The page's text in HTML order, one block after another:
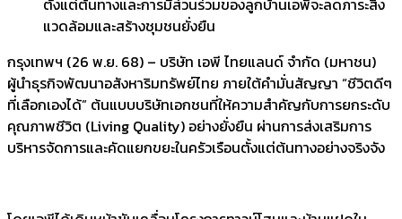
ตั้งแต่ต้นทางและการมีส่วนร่วมของลูกบ้านเอพีจะลดภาระสิ่ง
แวดล้อมและสร้างชุมชนยั่งยืน
กรุงเทพฯ (26 พ.ย. 68) – บริษัท เอพี ไทยแลนด์ จำกัด (มหาชน)
ผู้นำธุรกิจพัฒนาอสังหาริมทรัพย์ไทย ภายใต้คำมั่นสัญญา “ชีวิตดีๆ
ที่เลือกเองได้” ต้นแบบบริษัทเอกชนที่ให้ความสำคัญกับการยกระดับ
คุณภาพชีวิต (Living Quality) อย่างยั่งยืน ผ่านการส่งเสริมการ
บริหารจัดการและคัดแยกขยะในครัวเรือนตั้งแต่ต้นทางอย่างจริงจัง